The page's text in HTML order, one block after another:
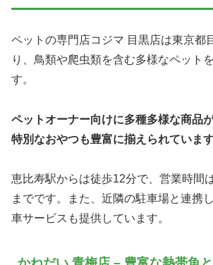
ペットの専門店コジマ 目黒店は東京都
り、鳥類や爬虫類を含む多様なペット
す。
ペットオーナー向けに多種多様な商品
特別なおやつも豊富に揃えられています
恵比寿駅からは徒歩12分で、営業時間
までです。また、近隣の駐車場と連携
車サービスも提供しています。